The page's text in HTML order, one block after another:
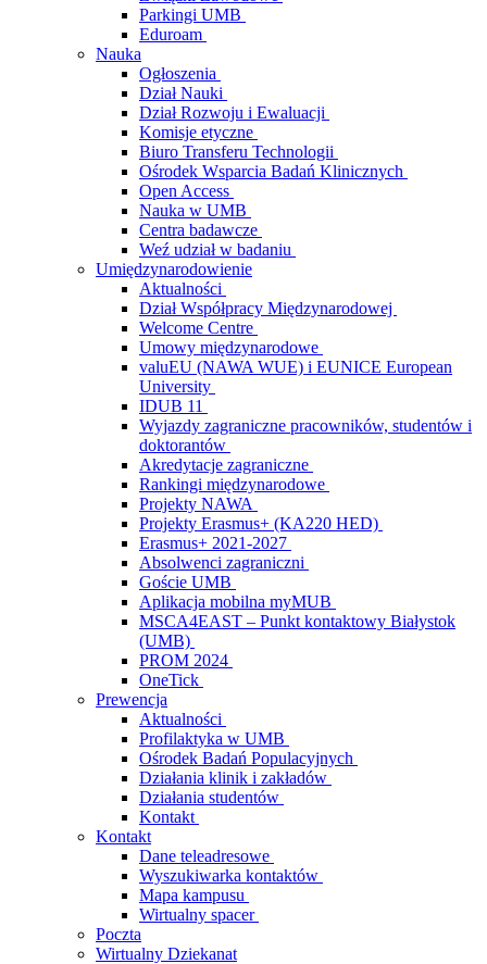
Parkingi UMB
Eduroam
Nauka
Ogłoszenia
Dział Nauki
Dział Rozwoju i Ewaluacji
Komisje etyczne
Biuro Transferu Technologii
Ośrodek Wsparcia Badań Klinicznych
Open Access
Nauka w UMB
Centra badawcze
Weź udział w badaniu
Umiędzynarodowienie
Aktualności
Dział Współpracy Międzynarodowej
Welcome Centre
Umowy międzynarodowe
valuEU (NAWA WUE) i EUNICE European
University
IDUB 11
Wyjazdy zagraniczne pracowników, studentów i
doktorantów
Akredytacje zagraniczne
Rankingi międzynarodowe
Projekty NAWA
Projekty Erasmus+ (KA220 HED)
Erasmus+ 2021-2027
Absolwenci zagraniczni
Goście UMB
Aplikacja mobilna myMUB
MSCA4EAST – Punkt kontaktowy Białystok
(UMB)
PROM 2024
OneTick
Prewencja
Aktualności
Profilaktyka w UMB
Ośrodek Badań Populacyjnych
Działania klinik i zakładów
Działania studentów
Kontakt
Kontakt
Dane teleadresowe
Wyszukiwarka kontaktów
Mapa kampusu
Wirtualny spacer
Poczta
Wirtualny Dziekanat